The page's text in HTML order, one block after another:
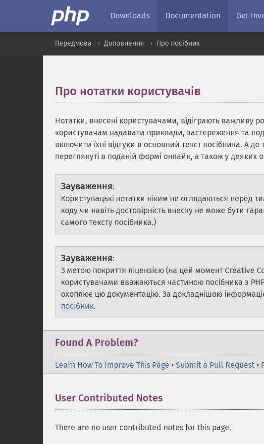
Downloads Documentation Get
Передмова Доповнення Про посібник
Про нотатки користувачів
Нотатки, внесені користувачами, відіграють важливу
користувачам надавати приклади, застереження та
включити їхні відгуки в основний текст посібника. А
переглянуті в поданій формі онлайн, а також у
Зауваження:
Користувацькі нотатки ніким не оглядаються перед
коду чи навіть достовірність внеску не може бути
самого тексту посібника.)
Зауваження:
З метою покриття ліцензією (на цей момент Creative
користувачами вважаються частиною посібника з
охоплює цю документацію. За докладнішою
посібник.
Found A Problem?
Learn How To Improve This Page • Submit a Pull Request •
User Contributed Notes
There are no user contributed notes for this page.